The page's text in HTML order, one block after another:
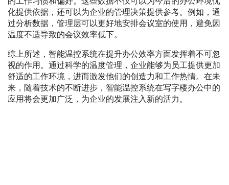
化提供依据，还可以为企业的管理决策提供参考。例如，通
过分析数据，管理层可以更好地安排会议室的使用，避免因
温度不适导致的会议效率低下。
综上所述，智能温控系统在提升办公效率方面发挥着不可忽
视的作用。通过科学的温度管理，企业能够为员工提供更加
舒适的工作环境，进而激发他们的创造力和工作热情。在未
来，随着技术的不断进步，智能温控系统在写字楼办公中的
应用将会更加广泛，为企业的发展注入新的活力。